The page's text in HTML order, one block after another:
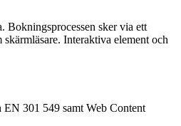
Bokningsprocessen sker via ett
Interaktiva element och
301 549 samt Web Content